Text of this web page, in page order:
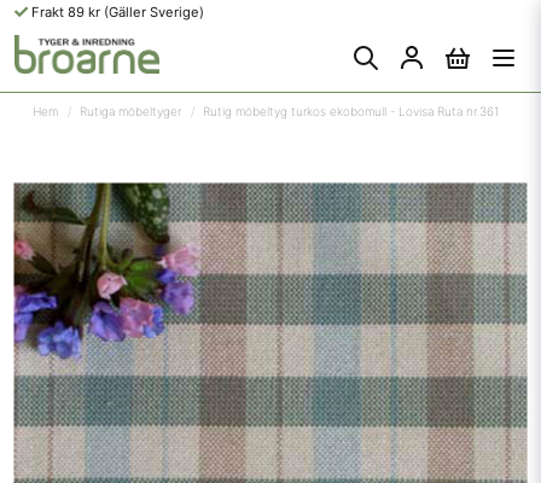
Frakt 89 kr (Gäller Sverige)
Hem Rutiga möbeltyger Rutig möbeltyg turkos ekobomull - Lovisa Ruta nr.361